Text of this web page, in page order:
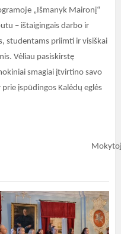
„Išmanyk Maironį“
– ištaigingais darbo ir
studentams priimti ir visiškai
Vėliau pasiskirstę
smagiai įtvirtino savo
įspūdingos Kalėdų eglės